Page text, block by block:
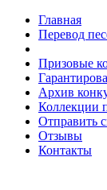
Главная
Перевод
Призовые
Архив
Коллекции
Отправить
Отзывы
Контакты